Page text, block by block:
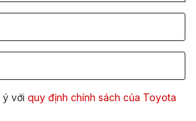
XE VÀ THIẾT KẾ
ý với quy định chính sách của Toyota